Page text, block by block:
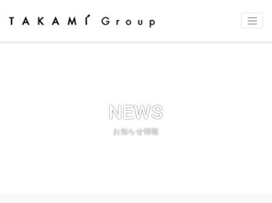
NEWS
お知らせ情報